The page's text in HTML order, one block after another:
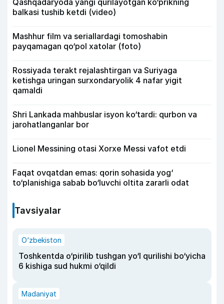
Qashqadaryoda yangi qurilayotgan ko‘prikning
balkasi tushib ketdi (video)
Mashhur film va seriallardagi tomoshabin
payqamagan qo‘pol xatolar (foto)
Rossiyada terakt rejalashtirgan va Suriyaga
ketishga uringan surxondaryolik 4 nafar yigit
qamaldi
Shri Lankada mahbuslar isyon ko‘tardi: qurbon va
jarohatlanganlar bor
Lionel Messining otasi Xorxe Messi vafot etdi
Faqat ovqatdan emas: qorin sohasida yog‘
to‘planishiga sabab bo‘luvchi oltita zararli odat
Tavsiyalar
O‘zbekiston
Toshkentda o‘pirilib tushgan yo‘l qurilishi bo‘yicha
6 kishiga sud hukmi o‘qildi
Madaniyat